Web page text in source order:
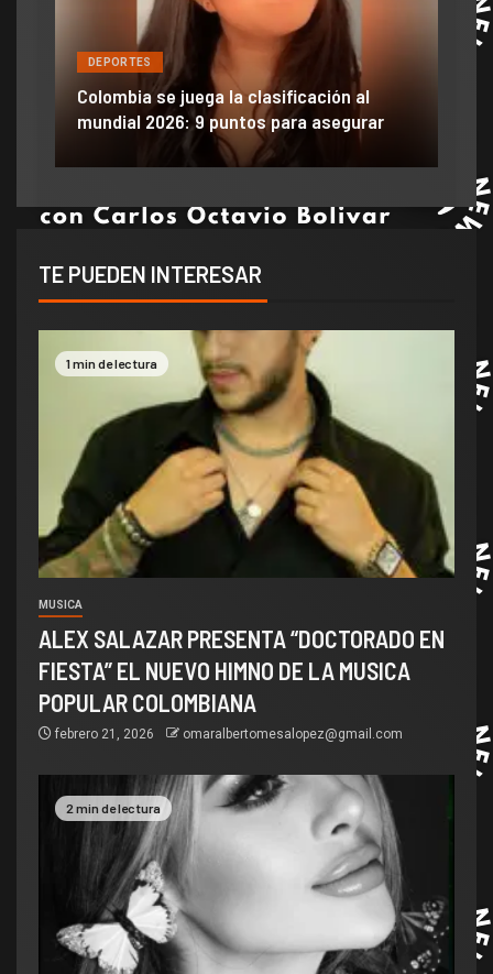
DEPORTES
Efraín Juárez filtró información y dañó
anuncio de llegada a gigante de México
TE PUEDEN INTERESAR
1 min de lectura
MUSICA
ALEX SALAZAR PRESENTA “DOCTORADO EN
FIESTA” EL NUEVO HIMNO DE LA MUSICA
POPULAR COLOMBIANA
febrero 21, 2026 omaralbertomesalopez@gmail.com
2 min de lectura